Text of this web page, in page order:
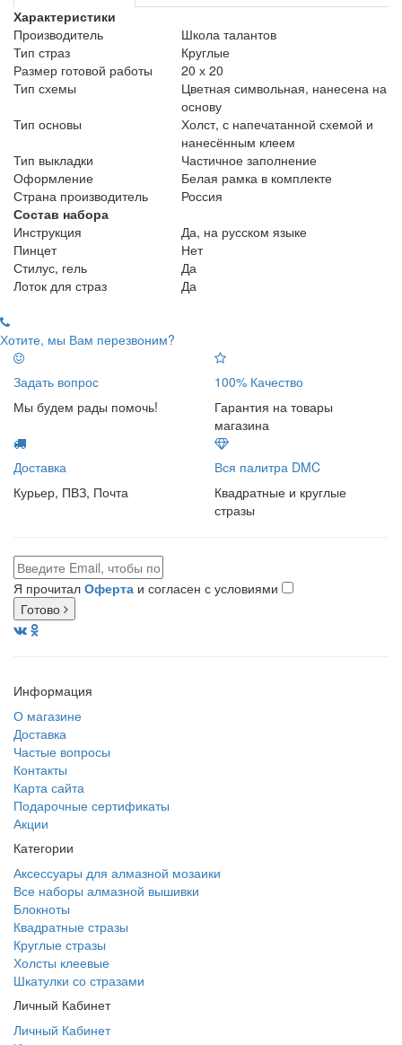
Характеристики
Производитель
Школа талантов
Тип страз
Круглые
Размер готовой работы
20 х 20
Тип схемы
Цветная символьная, нанесена на
основу
Тип основы
Холст, с напечатанной схемой и
нанесённым клеем
Тип выкладки
Частичное заполнение
Оформление
Белая рамка в комплекте
Страна производитель
Россия
Состав набора
Инструкция
Да, на русском языке
Пинцет
Нет
Стилус, гель
Да
Лоток для страз
Да
Хотите, мы Вам перезвоним?
Задать вопрос
Мы будем рады помочь!
100% Качество
Гарантия на товары
магазина
Доставка
Курьер, ПВЗ, Почта
Вся палитра DMC
Квадратные и круглые
стразы
Я прочитал Оферта и согласен с условиями
Готово
Информация
О магазине
Доставка
Частые вопросы
Контакты
Карта сайта
Подарочные сертификаты
Акции
Категории
Аксессуары для алмазной мозаики
Все наборы алмазной вышивки
Блокноты
Квадратные стразы
Круглые стразы
Холсты клеевые
Шкатулки со стразами
Личный Кабинет
Личный Кабинет